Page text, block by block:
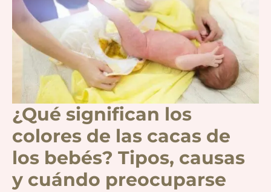
¿Qué significan los
colores de las cacas de
los bebés? Tipos, causas
y cuándo preocuparse
de
las
cacas
de
los
bebés?
causas
y
cuándo
preocuparse